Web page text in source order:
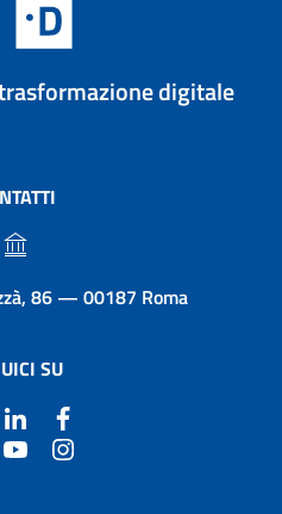
digitale
86 — 00187 Roma
SU